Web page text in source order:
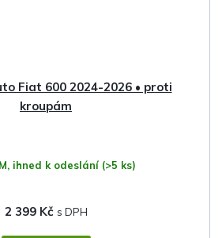
Fiat 600 2024-2026 • proti
kroupám
ihned k odeslání (>5 ks)
2 399 Kč